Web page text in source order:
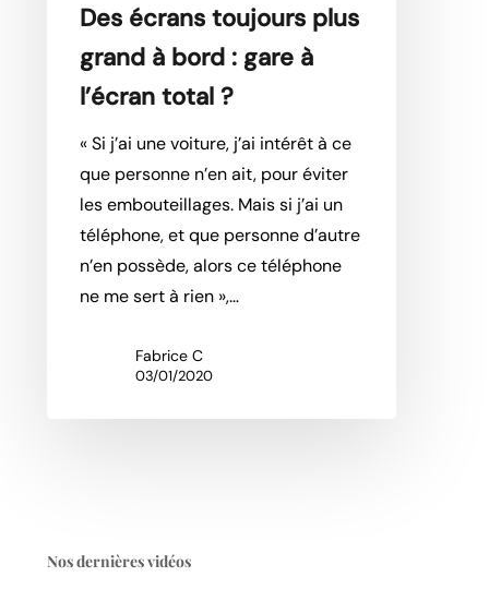
l’écran
total ?
Des écrans toujours plus
grand à bord : gare à
l’écran total ?
« Si j’ai une voiture, j’ai intérêt à ce
que personne n’en ait, pour éviter
les embouteillages. Mais si j’ai un
téléphone, et que personne d’autre
n’en possède, alors ce téléphone
ne me sert à rien »,…
Fabrice C
03/01/2020
Nos dernières vidéos